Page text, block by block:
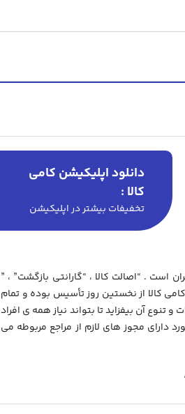
دانلود اپلیکیشن کامی
کالا :
تخفیفات بیشتر در اپلیکیشن
است . “اصالت کالا ، “گارانتی بازگشت” ، ”
کالا از نخستین روز تأسیس بوده و تمام
تنوع آن بیفزاید تا بتواند نیاز همه ی افراد
دارای مجوز های لازم از مراجع مربوطه می